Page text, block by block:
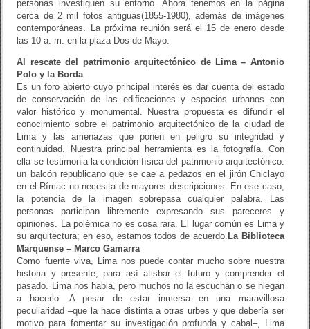
personas investiguen su entorno. Ahora tenemos en la página
cerca de 2 mil fotos antiguas(1855-1980), además de imágenes
contemporáneas. La próxima reunión será el 15 de enero desde
las 10 a. m. en la plaza Dos de Mayo.
Al rescate del patrimonio arquitectónico de Lima – Antonio
Polo y la Borda
Es un foro abierto cuyo principal interés es dar cuenta del estado
de conservación de las ediﬁcaciones y espacios urbanos con
valor histórico y monumental. Nuestra propuesta es difundir el
conocimiento sobre el patrimonio arquitectónico de la ciudad de
Lima y las amenazas que ponen en peligro su integridad y
continuidad. Nuestra principal herramienta es la fotografía. Con
ella se testimonia la condición física del patrimonio arquitectónico:
un balcón republicano que se cae a pedazos en el jirón Chiclayo
en el Rímac no necesita de mayores descripciones. En ese caso,
la potencia de la imagen sobrepasa cualquier palabra. Las
personas participan libremente expresando sus pareceres y
opiniones. La polémica no es cosa rara. El lugar común es Lima y
su arquitectura; en eso, estamos todos de acuerdo. La Biblioteca
Marquense – Marco Gamarra
Como fuente viva, Lima nos puede contar mucho sobre nuestra
historia y presente, para así atisbar el futuro y comprender el
pasado. Lima nos habla, pero muchos no la escuchan o se niegan
a hacerlo. A pesar de estar inmersa en una maravillosa
peculiaridad –que la hace distinta a otras urbes y que debería ser
motivo para fomentar su investigación profunda y cabal–, Lima